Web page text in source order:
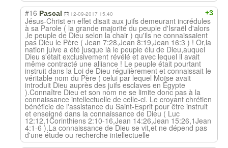
+3
#16 Pascal 12-09-2017 15:40
Jésus-Christ en effet disait aux juifs demeurant incrédules
à sa Parole ( la grande majorité du peuple d'Israël d'alors
,le peuple de Dieu selon la chair ) qu'ils ne connaissaient
pas Dieu le Père ( Jean 7:28,Jean 8:19,Jean 16:3 ) ! Or,la
nation juive a été jusque là le peuple élu de Dieu,auquel
Dieu s'était exclusivement révélé et avec lequel il avait
même contracté une alliance ! Le peuple était pourtant
instruit dans la Loi de Dieu régulièrement et connaissait le
véritable nom du Père ( celui par lequel Moïse avait
introduit Dieu auprès des juifs esclaves en Égypte
).Connaître Dieu et son nom ne se limite donc pas à la
connaissance intellectuelle de celle-ci. Le croyant chrétien
bénéficie de l'assistance du Saint-Esprit pour être instruit
et enseigné dans la connaissance de Dieu ( Luc
12:12,1Corinthiens 2:10-16,Jean 14:26,Jean 15:26,1Jean
4:1-6 ).La connaissance de Dieu se vit,et ne dépend pas
d'une étude ou recherche intellectuelle